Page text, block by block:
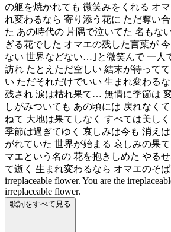
の躯を焼かれても 微笑みをくれる オ
れ変わるなら 寄り添う花に ただ奪い
た あの時代の 片隅で泣いてた 名もな
ぎる花でした オマエの残した言葉が
ない 世界などない…｣と微笑んで 一人
訪れ たとえただ空しい 結末が待って
い ただそれだけでいい 生まれ変わる
残され 涙は枯れ果て… 無情に季節は
しがみついても あの頃には 戻れなく
ねて 大地は果てしなく すべては美し
季節は過ぎてゆく 哀しみは今も 消え
がれていた 世界が始まる 哀しみの果
マエという名の 花を抱きしめた やる
て逝く 生まれ変わるなら オマエのそば
irreplaceable flower. You are the
irreplaceable flower.
歌詞をすべて見る